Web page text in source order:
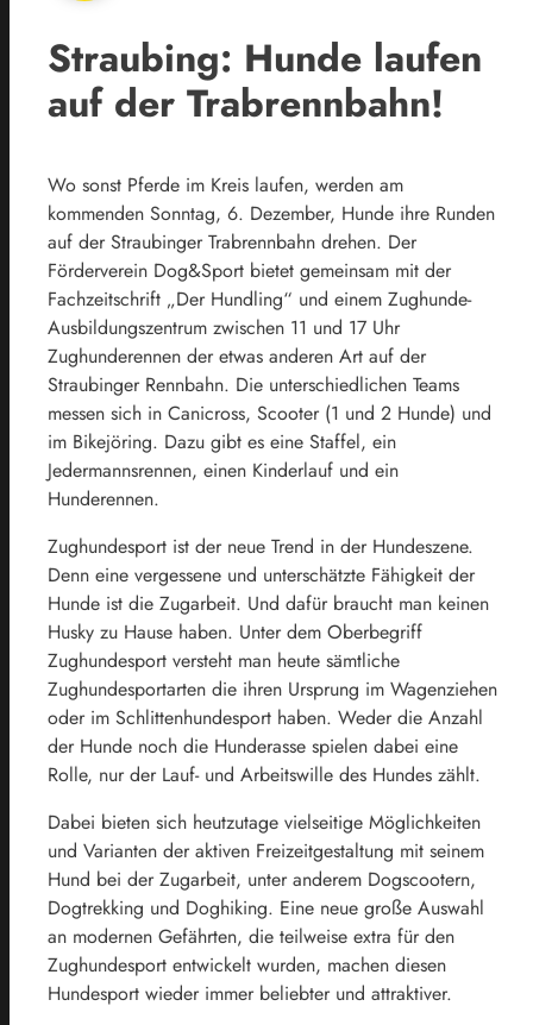
Straubing: Hunde laufen
auf der Trabrennbahn!
Wo sonst Pferde im Kreis laufen, werden am
kommenden Sonntag, 6. Dezember, Hunde ihre Runden
auf der Straubinger Trabrennbahn drehen. Der
Förderverein Dog&Sport bietet gemeinsam mit der
Fachzeitschrift „Der Hundling“ und einem Zughunde-
Ausbildungszentrum zwischen 11 und 17 Uhr
Zughunderennen der etwas anderen Art auf der
Straubinger Rennbahn. Die unterschiedlichen Teams
messen sich in Canicross, Scooter (1 und 2 Hunde) und
im Bikejöring. Dazu gibt es eine Staffel, ein
Jedermannsrennen, einen Kinderlauf und ein
Hunderennen.
Zughundesport ist der neue Trend in der Hundeszene.
Denn eine vergessene und unterschätzte Fähigkeit der
Hunde ist die Zugarbeit. Und dafür braucht man keinen
Husky zu Hause haben. Unter dem Oberbegriff
Zughundesport versteht man heute sämtliche
Zughundesportarten die ihren Ursprung im Wagenziehen
oder im Schlittenhundesport haben. Weder die Anzahl
der Hunde noch die Hunderasse spielen dabei eine
Rolle, nur der Lauf- und Arbeitswille des Hundes zählt.
Dabei bieten sich heutzutage vielseitige Möglichkeiten
und Varianten der aktiven Freizeitgestaltung mit seinem
Hund bei der Zugarbeit, unter anderem Dogscootern,
Dogtrekking und Doghiking. Eine neue große Auswahl
an modernen Gefährten, die teilweise extra für den
Zughundesport entwickelt wurden, machen diesen
Hundesport wieder immer beliebter und attraktiver.